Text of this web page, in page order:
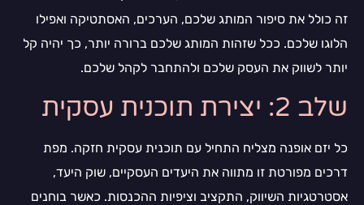
זה כולל את סיפור המותג שלכם, הערכים, האסתטיקה ואפילו
הלוגו שלכם. ככל שזהות המותג שלכם ברורה יותר, כך יהיה קל
יותר לשווק את העסק שלכם ולהתחבר לקהל שלכם.
שלב 2: יצירת תוכנית עסקית
כל יזם אופנה מצליח התחיל עם תוכנית עסקית חזקה. מפת
דרכים מפורטת זו מתווה את היעדים העסקיים, שוק היעד,
אסטרטגיות השיווק, התקציב וציפיות ההכנסות. כאשר בוחנים